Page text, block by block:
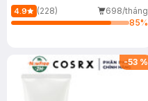
500ml
4.9 (228)
698/tháng
85%
-53 %